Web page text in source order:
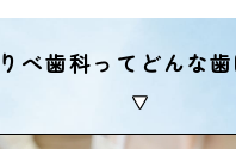
べ歯科ってどんな歯